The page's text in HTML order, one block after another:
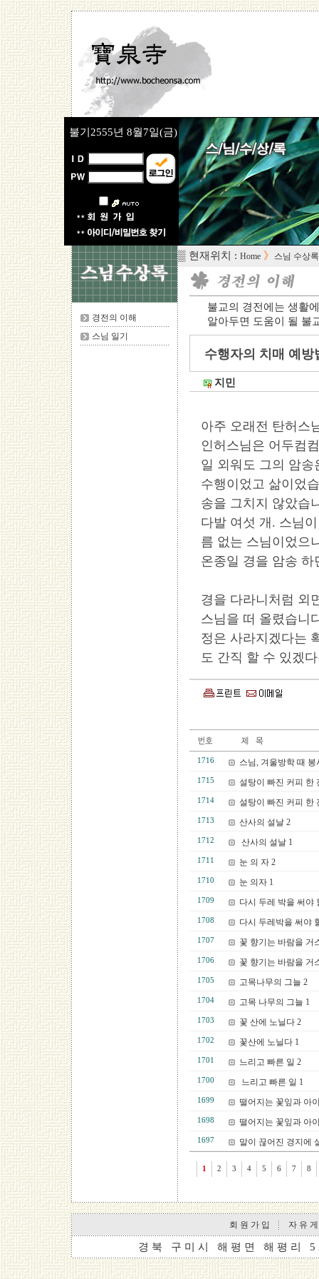
불기2555년 8월7일(금)
경전의 이해
스님 일기
▒ 현재위치 : Home 》 스님 수상록
불교의 경전에는 생활
알아두면 도움이 될 불
수행자의 치매 예방
지민
아주 오래전 탄허스
인허스님은 어두컴
일 외워도 그의 암
수행이었고 삶이었
송을 그치지 않았습
다발 여섯 개. 스님
름 없는 스님이었으
온종일 경을 암송 하
경을 다라니처럼 외
스님을 떠 올렸습니
정은 사라지겠다는
도 간직 할 수 있겠
1716 스님, 겨울방학 때
1715 설탕이 빠진 커피 한
1714 설탕이 빠진 커피 한
1713 산사의 설날 2
1712 산사의 설날 1
1711 눈 의 자 2
1710 눈 의자 1
1709 다시 두레 박을 써야
1708 다시 두레박을 써야
1707 꽃 향기는 바람을 거
1706 꽃 향기는 바람을 거
1705 고목나무의 그늘 2
1704 고목 나무의 그늘 1
1703 꽃 산에 노닐다 2
1702 꽃산에 노닐다 1
1701 느리고 빠른 일 2
1700 느리고 빠른 일 1
1699 떨어지는 꽃잎과 아
1698 떨어지는 꽃잎과 아
1697 말이 끊어진 경지에
1 2 3 4 5 6 7 8
회 원 가 입 자 유
경 북 구 미 시 해 평 면 해 평